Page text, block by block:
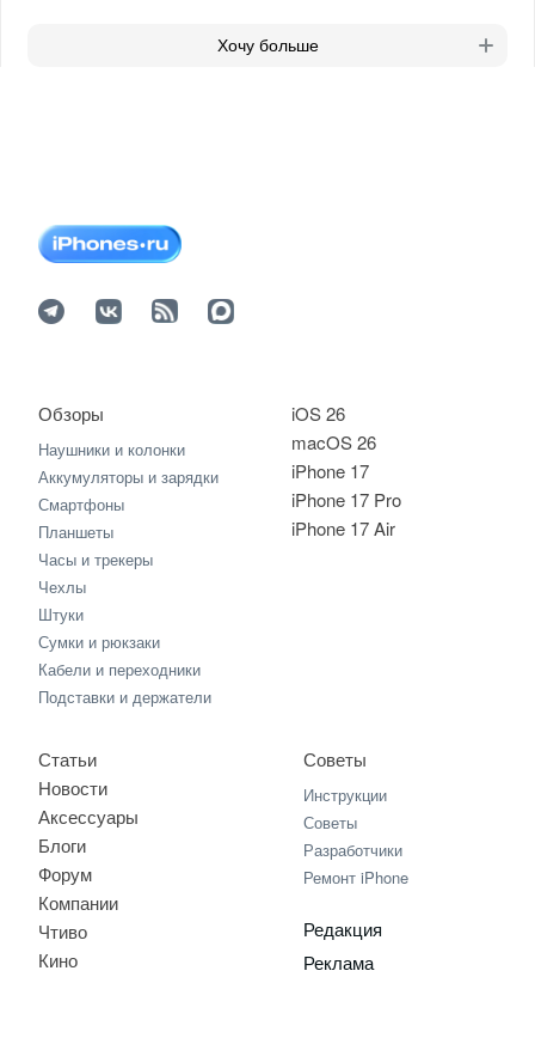
Хочу больше
iOS 26
macOS 26
iPhone 17
iPhone 17 Pro
iPhone 17 Air
Обзоры
Наушники и колонки
Аккумуляторы и зарядки
Смартфоны
Планшеты
Часы и трекеры
Чехлы
Штуки
Сумки и рюкзаки
Кабели и переходники
Подставки и держатели
Статьи
Новости
Аксессуары
Блоги
Форум
Компании
Чтиво
Кино
Советы
Инструкции
Советы
Разработчики
Ремонт iPhone
Редакция
Реклама